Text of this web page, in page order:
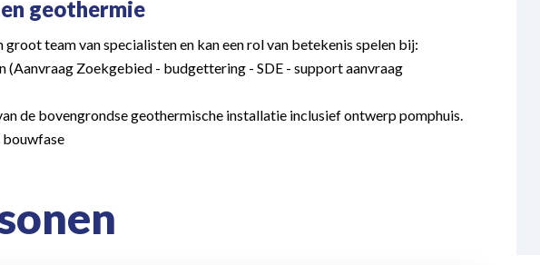
geothermie
team van specialisten en kan een rol van betekenis spelen bij:
Zoekgebied - budgettering - SDE - support aanvraag
de bovengrondse geothermische installatie inclusief ontwerp pomphuis.